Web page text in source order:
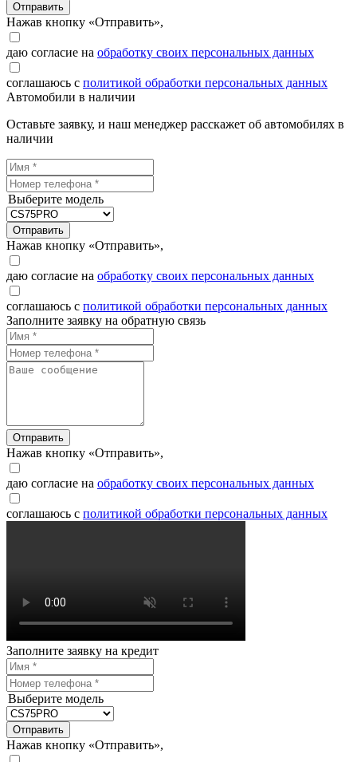
Отправить
Нажав кнопку «Отправить»,
даю согласие на обработку своих персональных данных
соглашаюсь с политикой обработки персональных данных
Автомобили в наличии
Оставьте заявку, и наш менеджер расскажет об автомобилях в
наличии
Выберите модель
Отправить
Нажав кнопку «Отправить»,
даю согласие на обработку своих персональных данных
соглашаюсь с политикой обработки персональных данных
Заполните заявку на обратную связь
Отправить
Нажав кнопку «Отправить»,
даю согласие на обработку своих персональных данных
соглашаюсь с политикой обработки персональных данных
Заполните заявку на кредит
Выберите модель
Отправить
Нажав кнопку «Отправить»,